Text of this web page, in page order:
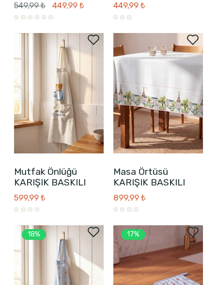
549,99 ₺ 449,99 ₺ 449,99 ₺
Mutfak Önlüğü
KARIŞIK BASKILI
599,99 ₺
Masa Örtüsü
KARIŞIK BASKILI
899,99 ₺
18% 17%